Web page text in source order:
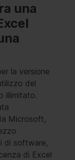
una
la versione
del
illimitato.
Microsoft,
di software,
di Excel